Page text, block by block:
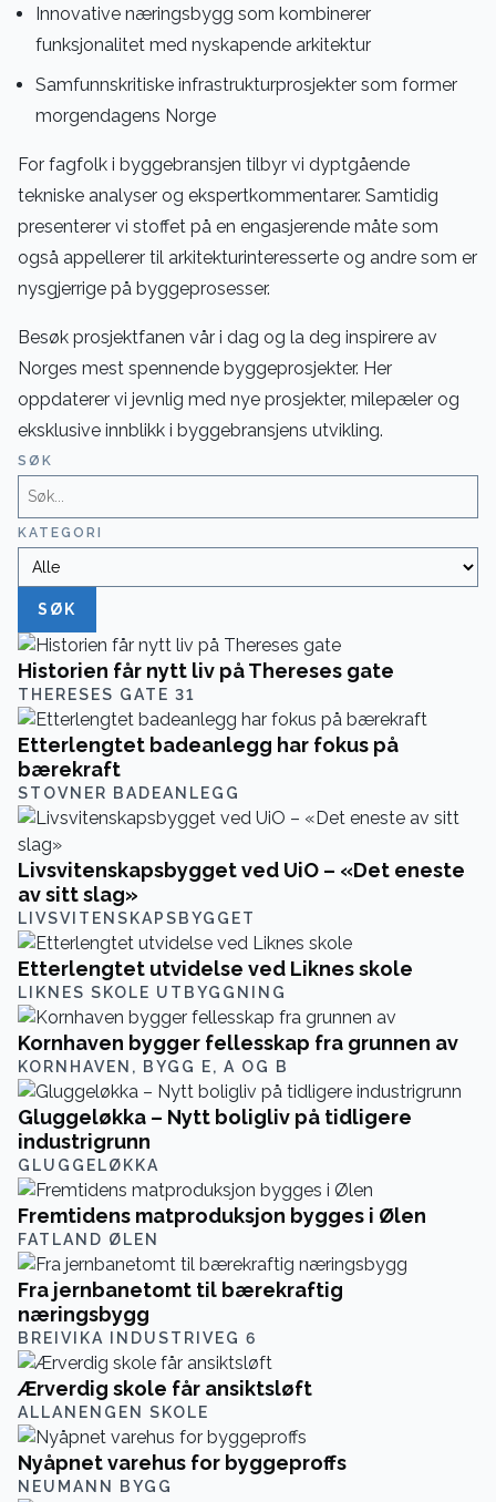
Innovative næringsbygg som kombinerer
funksjonalitet med nyskapende arkitektur
Samfunnskritiske infrastrukturprosjekter som former
morgendagens Norge
For fagfolk i byggebransjen tilbyr vi dyptgående
tekniske analyser og ekspertkommentarer. Samtidig
presenterer vi stoffet på en engasjerende måte som
også appellerer til arkitekturinteresserte og andre som er
nysgjerrige på byggeprosesser.
Besøk prosjektfanen vår i dag og la deg inspirere av
Norges mest spennende byggeprosjekter. Her
oppdaterer vi jevnlig med nye prosjekter, milepæler og
eksklusive innblikk i byggebransjens utvikling.
SØK
KATEGORI
SØK
Historien får nytt liv på Thereses gate
THERESES GATE 31
Etterlengtet badeanlegg har fokus på
bærekraft
STOVNER BADEANLEGG
Livsvitenskapsbygget ved UiO – «Det eneste
av sitt slag»
LIVSVITENSKAPSBYGGET
Etterlengtet utvidelse ved Liknes skole
LIKNES SKOLE UTBYGGNING
Kornhaven bygger fellesskap fra grunnen av
KORNHAVEN, BYGG E, A OG B
Gluggeløkka – Nytt boligliv på tidligere
industrigrunn
GLUGGELØKKA
Fremtidens matproduksjon bygges i Ølen
FATLAND ØLEN
Fra jernbanetomt til bærekraftig
næringsbygg
BREIVIKA INDUSTRIVEG 6
Ærverdig skole får ansiktsløft
ALLANENGEN SKOLE
Nyåpnet varehus for byggeproffs
NEUMANN BYGG